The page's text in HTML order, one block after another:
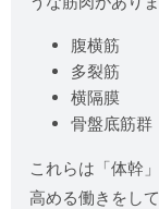
腹横筋
多裂筋
横隔膜
骨盤底筋群
これらは「体幹
高める働きをして